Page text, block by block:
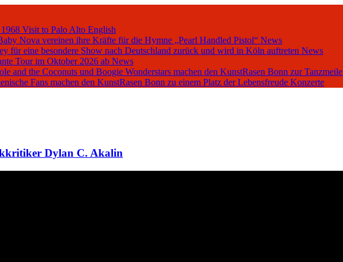
Visit to Palo Alto English
Nova vereinen ihre Kräfte für die Hymne „Pearl Handled Pistol“ News
für eine besondere Show nach Deutschland zurück und wird in Köln auftreten News
Tour im Oktober 2026 ab News
and the Coconuts und Boogie Wonderstars machen den KunstRasen Bonn zur Tanzmeile
Fans machen den KunstRasen Bonn zu einem Platz der Lebensfreude Konzerte
Dylan C. Akalin